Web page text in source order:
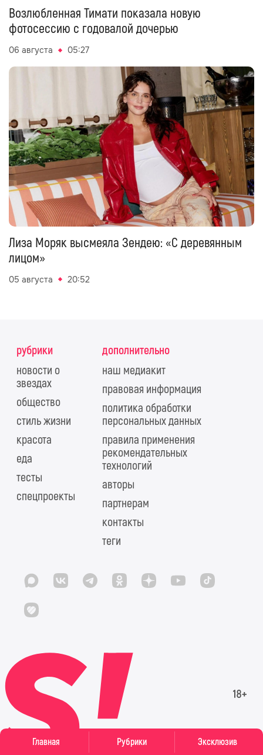
Главная Рубрики Эксклюзив
Возлюбленная Тимати показала новую
фотосессию с годовалой дочерью
06 августа 05:27
Лиза Моряк высмеяла Зендею: «С деревянным
лицом»
05 августа 20:52
рубрики
новости о
звездах
общество
стиль жизни
красота
еда
тесты
спецпроекты
дополнительно
наш медиакит
правовая информация
политика обработки
персональных данных
правила применения
рекомендательных
технологий
авторы
партнерам
контакты
теги